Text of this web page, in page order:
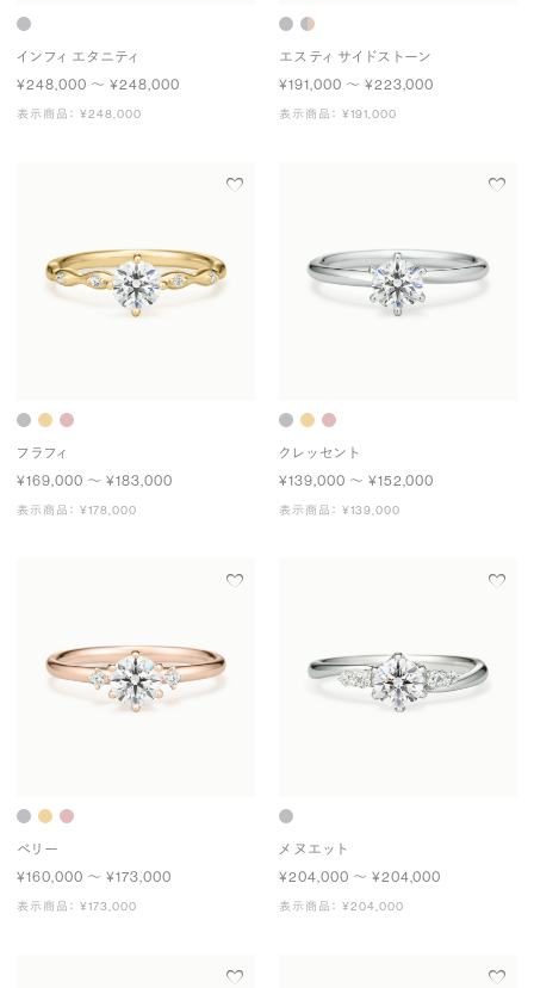
インフィ エタニティ
¥248,000 〜 ¥248,000
表示商品： ¥248,000
エスティ サイドストーン
¥191,000 〜 ¥223,000
表示商品： ¥191,000
フラフィ
¥169,000 〜 ¥183,000
表示商品： ¥178,000
クレッセント
¥139,000 〜 ¥152,000
表示商品： ¥139,000
ベリー
¥160,000 〜 ¥173,000
表示商品： ¥173,000
メヌエット
¥204,000 〜 ¥204,000
表示商品： ¥204,000